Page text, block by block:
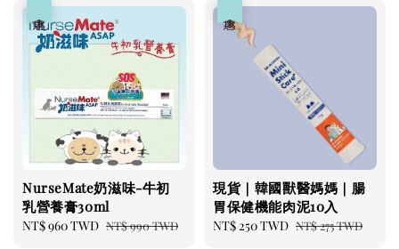
美國有機貓草毛線老鼠
NT$ 300 TWD
NT$ 350 TWD
瀏覽更多
NurseMate奶滋味-牛初
乳營養膏30ml
Sale
NT$ 960 TWD Regular
NT$ 990 TWD
現貨｜韓國獸醫媽媽｜腸
胃保健機能肉泥10入
Sale
NT$ 250 TWD Regular
NT$ 275 TWD